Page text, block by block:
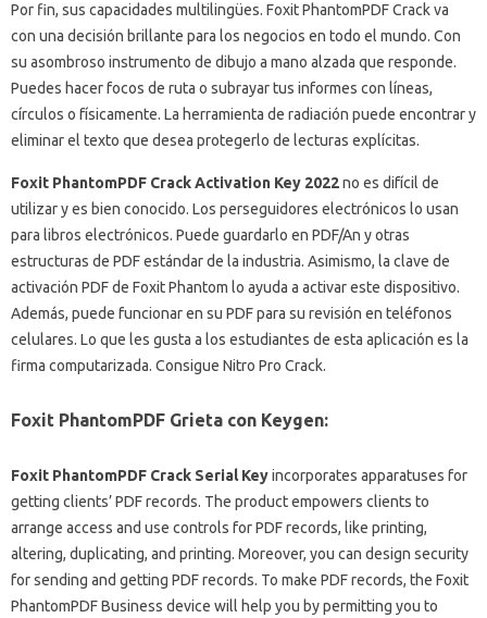
Por fin, sus capacidades multilingües. Foxit PhantomPDF Crack va
con una decisión brillante para los negocios en todo el mundo. Con
su asombroso instrumento de dibujo a mano alzada que responde.
Puedes hacer focos de ruta o subrayar tus informes con líneas,
círculos o físicamente. La herramienta de radiación puede encontrar y
eliminar el texto que desea protegerlo de lecturas explícitas.
Foxit PhantomPDF Crack Activation Key 2022no es difícil de
utilizar y es bien conocido. Los perseguidores electrónicos lo usan
para libros electrónicos. Puede guardarlo en PDF/An y otras
estructuras de PDF estándar de la industria. Asimismo, la clave de
activación PDF de Foxit Phantom lo ayuda a activar este dispositivo.
Además, puede funcionar en su PDF para su revisión en teléfonos
celulares. Lo que les gusta a los estudiantes de esta aplicación es la
firma computarizada. Consigue Nitro Pro Crack.
Foxit PhantomPDF Grieta con Keygen:
Foxit PhantomPDF Crack Serial Keyincorporates apparatuses for
getting clients’ PDF records. The product empowers clients to
arrange access and use controls for PDF records, like printing,
altering, duplicating, and printing. Moreover, you can design security
for sending and getting PDF records. To make PDF records, the Foxit
PhantomPDF Business device will help you by permitting you to